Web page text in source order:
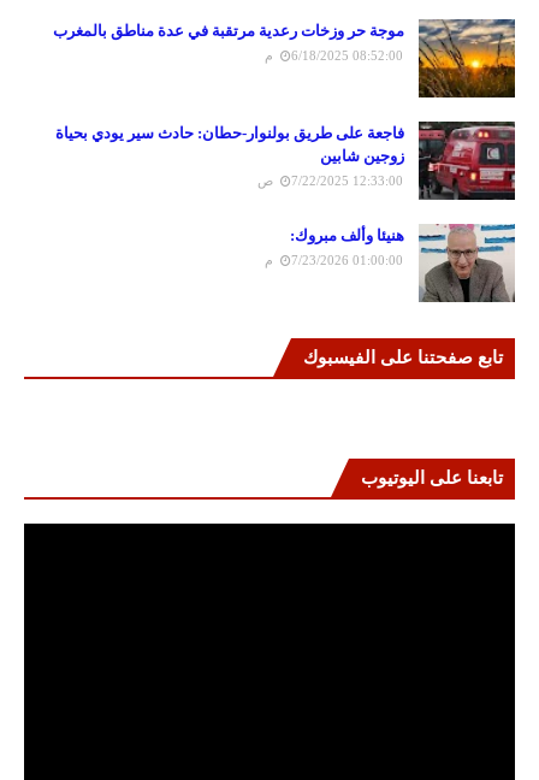
موجة حر وزخات رعدية مرتقبة في عدة مناطق بالمغرب
6/18/2025 08:52:00 م
فاجعة على طريق بولنوار-حطان: حادث سير يودي بحياة
زوجين شابين
7/22/2025 12:33:00 ص
هنيئا وألف مبروك:
7/23/2026 01:00:00 م
تابع صفحتنا على الفيسبوك
تابعنا على اليوتيوب